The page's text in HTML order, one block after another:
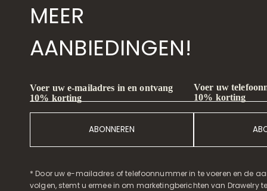
MEER
AANBIEDINGEN!
Voer uw e-mailadres in en ontvang
10% korting
ABONNEREN
Voer uw
10% korting
* Door uw e-mailadres of telefoonnummer in te voeren en de
volgen, stemt u ermee in om marketingberichten van Drawelry